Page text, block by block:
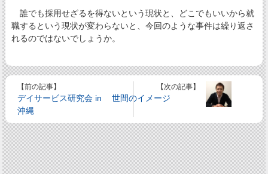
誰でも採用せざるを得ないという現状と、どこでもいいから就
職するという現状が変わらないと、今回のような事件は繰り返さ
れるのではないでしょうか。
【前の記事】
デイサービス研究会 in
沖縄
【次の記事】
世間のイメージ